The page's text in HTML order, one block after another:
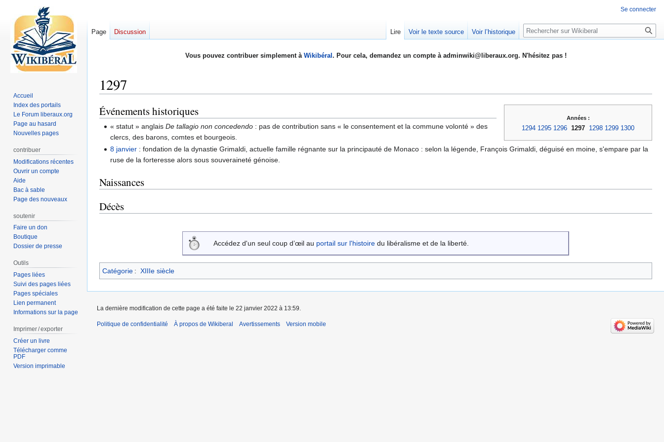
Vous pouvez contribuer simplement à Wikibéral . Pour cela, demandez un compte à adminwiki@liberaux.org. N'hésitez pas !
1297
Aller
à
navigation
Aller
à
recherche
Années :
1294 1295 1296 1297 1298 1299 1300
Événements historiques
« statut » anglaisDe tallagio non concedendo : pas de contribution sans « le consentement et la commune volonté » des
clercs, des barons, comtes et bourgeois.
8 janvier : fondation de la dynastie Grimaldi, actuelle famille régnante sur la principauté de Monaco : selon la légende, François Grimaldi, déguisé en moine, s'empare par la
ruse de la forteresse alors sous souveraineté génoise.
Naissances
Décès
Accédez d'un seul coup d’œil au portail sur l'histoire du libéralisme et de la liberté.
Catégorie : XIIIe siècle
Se connecter
Page Discussion Lire Voir le texte source Voir l’historique Rechercher
Accueil
Index des portails
Le Forum liberaux.org
Page au hasard
Nouvelles pages
contribuer
Modifications récentes
Ouvrir un compte
Aide
Bac à sable
Page des nouveaux
soutenir
Faire un don
Boutique
Dossier de presse
Outils
Pages liées
Suivi des pages liées
Pages spéciales
Lien permanent
Informations sur la page
Imprimer / exporter
Créer un livre
Télécharger comme
PDF
Version imprimable
La dernière modification de cette page a été faite le 22 janvier 2022 à 13:59.
Politique de confidentialité À propos de Wikiberal Avertissements Version mobile